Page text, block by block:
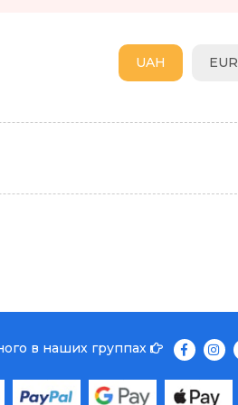
EUR
UAH
в наших группах